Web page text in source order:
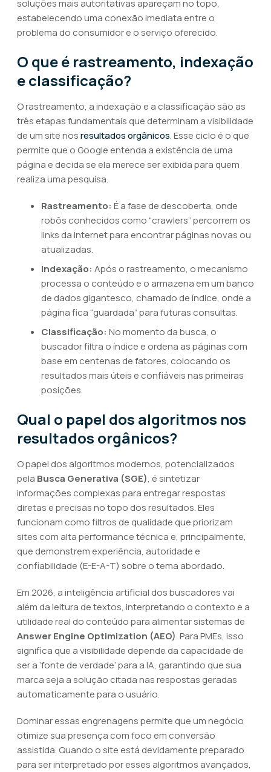
soluções mais autoritativas apareçam no topo,
estabelecendo uma conexão imediata entre o
problema do consumidor e o serviço oferecido.
O que é rastreamento, indexação
e classificação?
O rastreamento, a indexação e a classificação são as
três etapas fundamentais que determinam a visibilidade
de um site nosresultados orgânicos. Esse ciclo é o que
permite que o Google entenda a existência de uma
página e decida se ela merece ser exibida para quem
realiza uma pesquisa.
Rastreamento: É a fase de descoberta, onde
robôs conhecidos como “crawlers” percorrem os
links da internet para encontrar páginas novas ou
atualizadas.
Indexação: Após o rastreamento, o mecanismo
processa o conteúdo e o armazena em um banco
de dados gigantesco, chamado de índice, onde a
página fica “guardada” para futuras consultas.
Classificação: No momento da busca, o
buscador filtra o índice e ordena as páginas com
base em centenas de fatores, colocando os
resultados mais úteis e confiáveis nas primeiras
posições.
Qual o papel dos algoritmos nos
resultados orgânicos?
O papel dos algoritmos modernos, potencializados
pela Busca Generativa (SGE), é sintetizar
informações complexas para entregar respostas
diretas e precisas no topo dos resultados. Eles
funcionam como filtros de qualidade que priorizam
sites com alta performance técnica e, principalmente,
que demonstrem experiência, autoridade e
confiabilidade (E-E-A-T) sobre o tema abordado.
Em 2026, a inteligência artificial dos buscadores vai
além da leitura de textos, interpretando o contexto e a
utilidade real do conteúdo para alimentar sistemas de
Answer Engine Optimization (AEO). Para PMEs, isso
significa que a visibilidade depende da capacidade de
ser a ‘fonte de verdade’ para a IA, garantindo que sua
marca seja a solução citada nas respostas geradas
automaticamente para o usuário.
Dominar essas engrenagens permite que um negócio
otimize sua presença com foco em conversão
assistida. Quando o site está devidamente preparado
para ser interpretado por esses algoritmos avançados,